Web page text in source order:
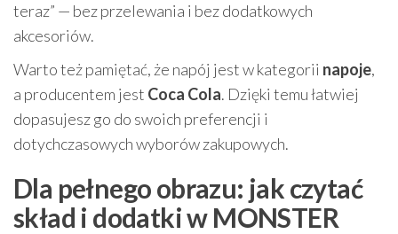
teraz” — bez przelewania i bez dodatkowych
akcesoriów.
Warto też pamiętać, że napój jest w kategorii napoje,
a producentem jest Coca Cola. Dzięki temu łatwiej
dopasujesz go do swoich preferencji i
dotychczasowych wyborów zakupowych.
Dla pełnego obrazu: jak czytać
skład i dodatki w MONSTER